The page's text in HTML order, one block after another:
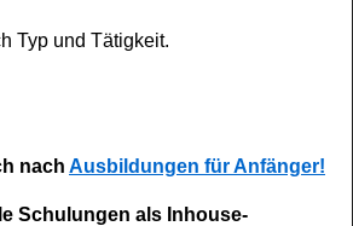
Typ und Tätigkeit.
nach Ausbildungen für Anfänger!
Schulungen als Inhouse-